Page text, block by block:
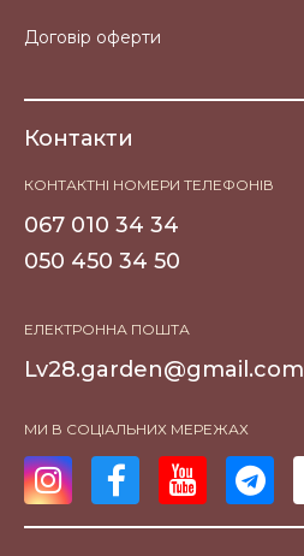
Договір оферти
Контакти
КОНТАКТНІ НОМЕРИ ТЕЛЕФОНІВ
067 010 34 34
050 450 34 50
ЕЛЕКТРОННА ПОШТА
Lv28.garden@gmail.com
МИ В СОЦІАЛЬНИХ МЕРЕЖАХ